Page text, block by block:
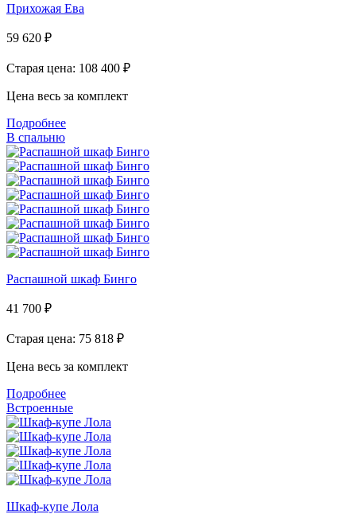
Прихожая Ева
59 620 ₽
Старая цена: 108 400 ₽
Цена весь за комплект
Подробнее
В спальню
Распашной шкаф Бинго
41 700 ₽
Старая цена: 75 818 ₽
Цена весь за комплект
Подробнее
Встроенные
Шкаф-купе Лола